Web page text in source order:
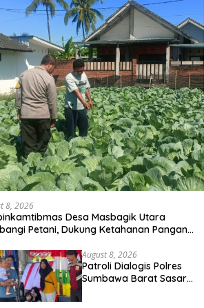
8, 2026
Desa Masbagik Utara
Petani, Dukung Ketahanan Pangan
August 8, 2026
Patroli Dialogis Polres
Sumbawa Barat Sasar